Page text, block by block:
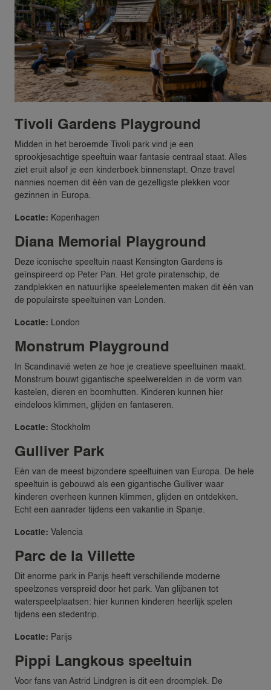
Tivoli Gardens Playground
Midden in het beroemde Tivoli park vind je een
sprookjesachtige speeltuin waar fantasie centraal staat. Alles
ziet eruit alsof je een kinderboek binnenstapt. Onze travel
nannies noemen dit één van de gezelligste plekken voor
gezinnen in Europa.
Locatie: Kopenhagen
Diana Memorial Playground
Deze iconische speeltuin naast Kensington Gardens is
geïnspireerd op Peter Pan. Het grote piratenschip, de
zandplekken en natuurlijke speelelementen maken dit één van
de populairste speeltuinen van Londen.
Locatie: London
Monstrum Playground
In Scandinavië weten ze hoe je creatieve speeltuinen maakt.
Monstrum bouwt gigantische speelwerelden in de vorm van
kastelen, dieren en boomhutten. Kinderen kunnen hier
eindeloos klimmen, glijden en fantaseren.
Locatie: Stockholm
Gulliver Park
Eén van de meest bijzondere speeltuinen van Europa. De hele
speeltuin is gebouwd als een gigantische Gulliver waar
kinderen overheen kunnen klimmen, glijden en ontdekken.
Echt een aanrader tijdens een vakantie in Spanje.
Locatie: Valencia
Parc de la Villette
Dit enorme park in Parijs heeft verschillende moderne
speelzones verspreid door het park. Van glijbanen tot
waterspeelplaatsen: hier kunnen kinderen heerlijk spelen
tijdens een stedentrip.
Locatie: Parijs
Pippi Langkous speeltuin
Voor fans van Astrid Lindgren is dit een droomplek. De